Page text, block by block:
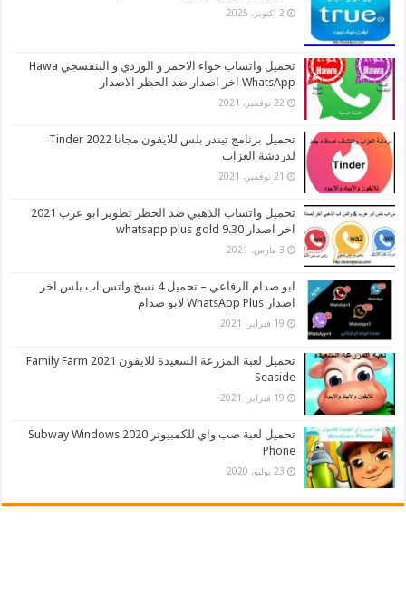
2 أكتوبر، 2025
تحميل واتساب حواء الاحمر و الوردي و البنفسجي Hawa
WhatsApp اخر اصدار ضد الحظر الاصدار
22 نوفمبر، 2021
تحميل برنامج تيندر بلس للايفون مجانا 2022 Tinder
لدردشة العزاب
21 نوفمبر، 2021
تحميل واتساب الذهبي ضد الحظر تطوير ابو عرب 2021
اخر اصدار whatsapp plus gold 9.30
3 مارس، 2021
ابو صدام الرفاعي – تحميل 4 نسخ واتس اب بلس اخر
اصدار WhatsApp Plus لابو صدام
19 فبراير، 2021
تحميل لعبة المزرعة السعيدة للايفون 2021 Family Farm
Seaside
19 فبراير، 2021
تحميل لعبة صب واي للكمبيوتر 2020 Subway Windows
Phone
23 يوليو، 2020